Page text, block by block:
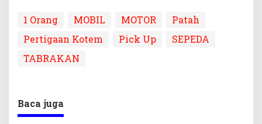
1 Orang
MOBIL MOTOR
Patah
Pertigaan Kotem
Pick Up
SEPEDA
TABRAKAN
Baca juga